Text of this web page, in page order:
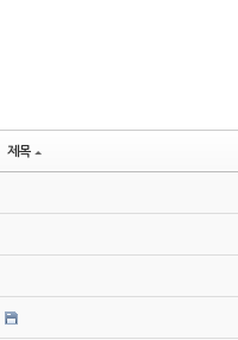
제목